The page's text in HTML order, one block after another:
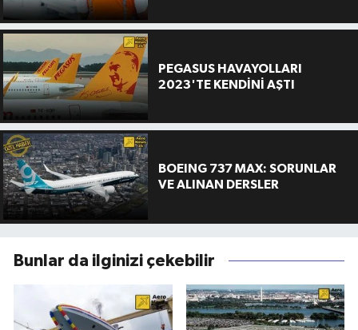
PEGASUS HAVAYOLLARI
2023'TE KENDİNİ AŞTI
BOEING 737 MAX: SORUNLAR
VE ALINAN DERSLER
Bunlar da ilginizi çekebilir